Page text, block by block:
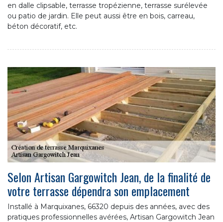
en dalle clipsable, terrasse tropézienne, terrasse surélevée
ou patio de jardin. Elle peut aussi être en bois, carreau,
béton décoratif, etc.
Selon Artisan Gargowitch Jean, de la finalité de
votre terrasse dépendra son emplacement
Installé à Marquixanes, 66320 depuis des années, avec des
pratiques professionnelles avérées, Artisan Gargowitch Jean